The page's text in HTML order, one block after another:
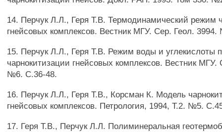
14. Перчук Л.Л., Геря Т.В. Термодинамический режим
гнейсовых комплексов. Вестник МГУ. Сер. Геол.
15. Перчук Л.Л., Геря Т.В. Режим воды и углекислоты
чарнокитизации гнейсовых комплексов. Вестник МГУ.
№6. С.36-48.
16. Перчук Л.Л., Геря Т.В., Корсман К. Модель
гнейсовых комплексов. Петрология, 1994, Т.2. №5.
17. Геря Т.В., Перчук Л.Л. Полиминеральная